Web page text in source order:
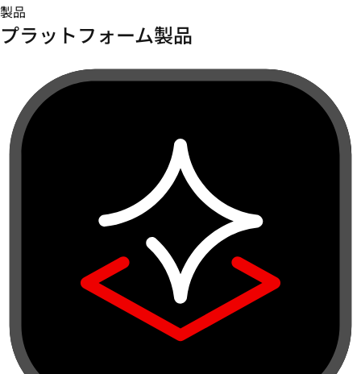
製品
プラットフォーム製品